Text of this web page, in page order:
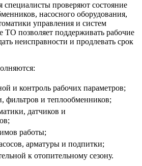
проверяют состояние
насосного оборудования,
управления и систем
ТО позволяет поддерживать рабочие
неисправности и продлевать срок
и контроль рабочих параметров;
фильтров и теплообменников;
датчиков и
работы;
арматуры и подпитки;
к отопительному сезону.